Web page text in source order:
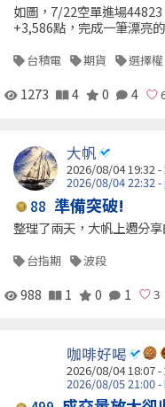
如圖，7/22空單進場
+3,586點，完成一筆漂亮
台積電 期貨 選擇權
1273 4 0 4
大帆
2026/08/04 19:32 -
2026/08/04 22:32
88 準備突破!
整理了兩天，大帆上週分
台指期 波段
988 1 0 1
咖啡好喝
2026/08/04 18:07 -
2026/08/05 21:00 -